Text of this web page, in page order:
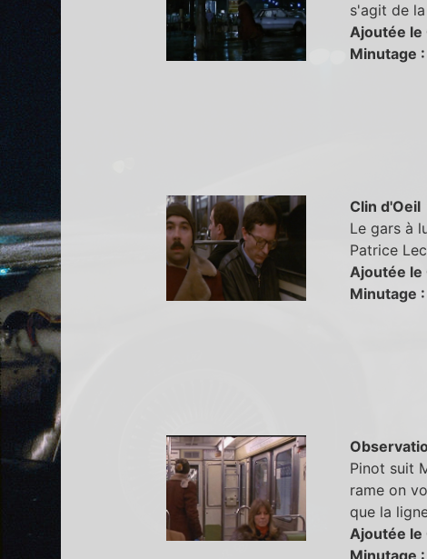
s'agit de
Ajoutée
Minutage
Clin d'Oeil
Le gars à
Patrice
Ajoutée
Minutage
Pinot suit
rame on
que la
Ajoutée
Minutage